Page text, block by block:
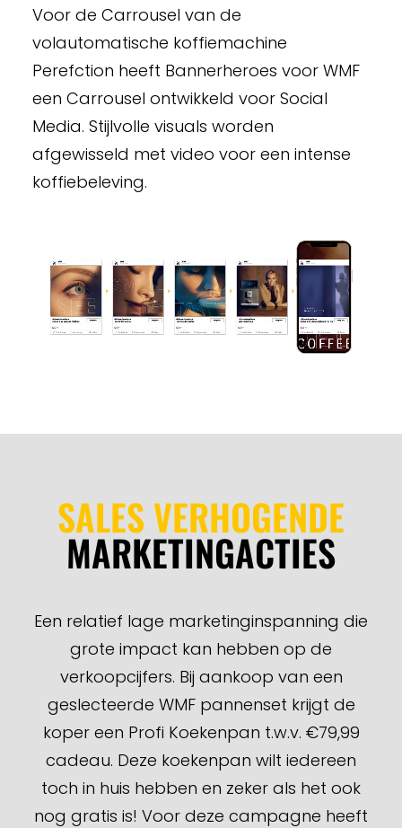
Voor de Carrousel van de
volautomatische koffiemachine
Perefction heeft Bannerheroes voor WMF
een Carrousel ontwikkeld voor Social
Media. Stijlvolle visuals worden
afgewisseld met video voor een intense
koffiebeleving.
SALES VERHOGENDE
MARKETINGACTIES
Een relatief lage marketinginspanning die
grote impact kan hebben op de
verkoopcijfers. Bij aankoop van een
geslecteerde WMF pannenset krijgt de
koper een Profi Koekenpan t.w.v. €79,99
cadeau. Deze koekenpan wilt iedereen
toch in huis hebben en zeker als het ook
nog gratis is! Voor deze campagne heeft